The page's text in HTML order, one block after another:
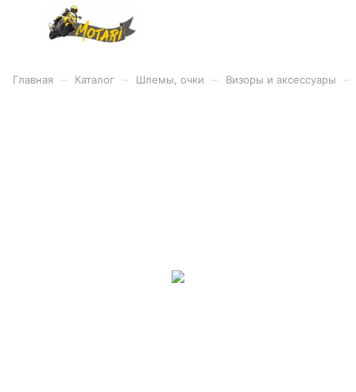
Главная Каталог Шлемы, очки Визоры и аксессуары